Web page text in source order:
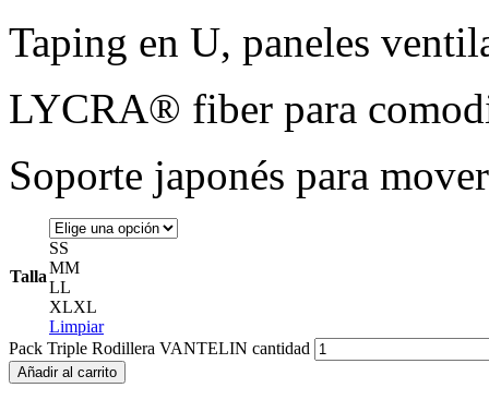
Taping en U, paneles
LYCRA® fiber para
Soporte japonés para
Talla
SS
MM
LL
XLXL
Limpiar
Pack Triple Rodillera VANTELIN cantidad
Añadir al carrito